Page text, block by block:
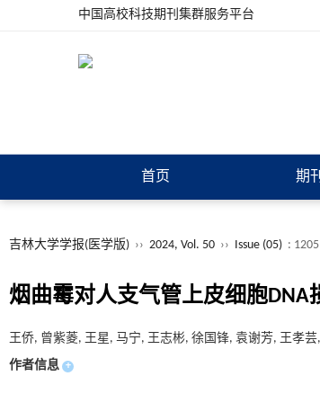
中国高校科技期刊集群服务平台
首页 期
吉林大学学报(医学版) ›› 2024, Vol. 50 ›› Issue (05) :
烟曲霉对人支气管上皮细胞DNA
王侨, 曾紫菱, 王星, 马宁, 王志彬, 徐国锋, 袁谢芳, 王孝
作者信息 +